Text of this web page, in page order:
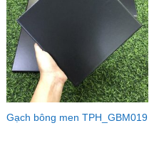
Gạch bông men TPH_GBM019